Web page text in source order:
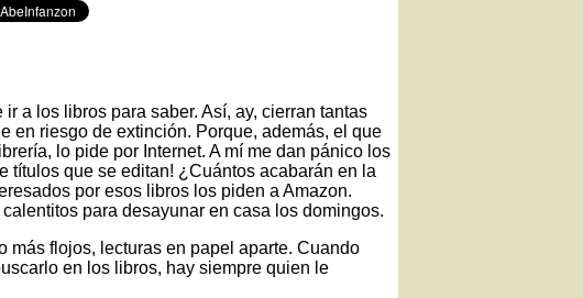
a los libros para saber. Así, ay, cierran tantas
en riesgo de extinción. Porque, además, el que
lo pide por Internet. A mí me dan pánico los
títulos que se editan! ¿Cuántos acabarán en la
por esos libros los piden a Amazon.
para desayunar en casa los domingos.
más flojos, lecturas en papel aparte. Cuando
en los libros, hay siempre quien le